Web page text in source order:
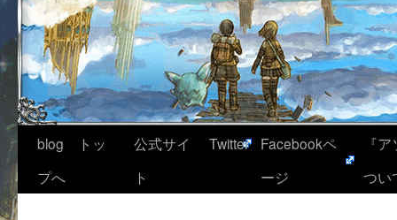
blog トッ
プへ
公式サイ
ト
Twitter
Facebookペ
ージ
『
つい